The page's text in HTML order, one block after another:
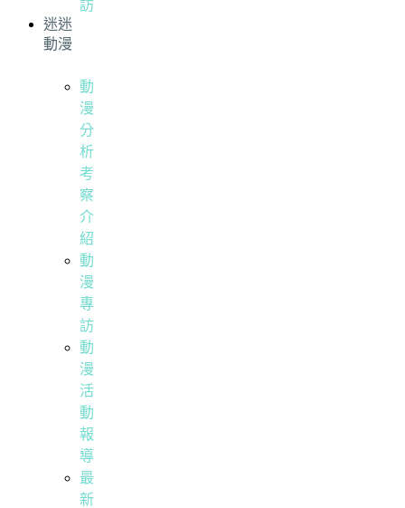
訪
迷迷
動漫
動
漫
分
析
考
察
介
紹
動
漫
專
訪
動
漫
活
動
報
導
最
新